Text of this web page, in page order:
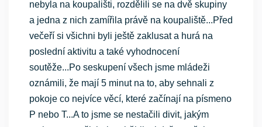
nebyla na koupališti, rozdělili se na dvě skupiny
a jedna z nich zamířila právě na koupaliště...Před
večeří si všichni byli ještě zaklusat a hurá na
poslední aktivitu a také vyhodnocení
soutěže...Po seskupení všech jsme mládeži
oznámili, že mají 5 minut na to, aby sehnali z
pokoje co nejvíce věcí, které začínají na písmeno
P nebo T...A to jsme se nestačili divit, jakým